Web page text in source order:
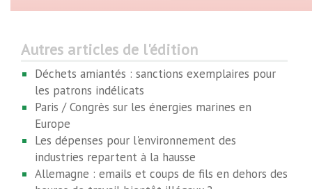
Autres articles de l'édition
Déchets amiantés : sanctions exemplaires pour
les patrons indélicats
Paris / Congrès sur les énergies marines en
Europe
Les dépenses pour l'environnement des
industries repartent à la hausse
Allemagne : emails et coups de fils en dehors des